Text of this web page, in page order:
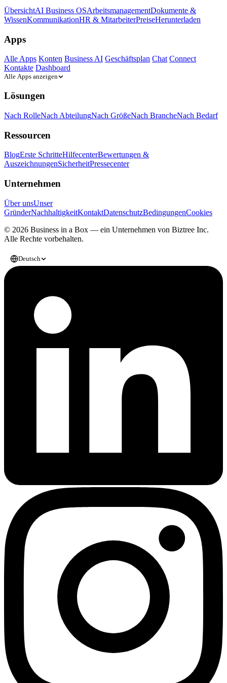
ÜbersichtAI Business OSArbeitsmanagementDokumente &
WissenKommunikationHR & MitarbeiterPreiseHerunterladen
Apps
Alle Apps Konten Business AI Geschäftsplan Chat Connect
Kontakte Dashboard
Alle Apps anzeigen
Lösungen
Nach RolleNach AbteilungNach GrößeNach BrancheNach Bedarf
Ressourcen
BlogErste SchritteHilfecenterBewertungen &
AuszeichnungenSicherheitPressecenter
Unternehmen
Über unsUnser
GründerNachhaltigkeitKontaktDatenschutzBedingungenCookies
© 2026 Business in a Box — ein Unternehmen von Biztree Inc.
Alle Rechte vorbehalten.
Deutsch